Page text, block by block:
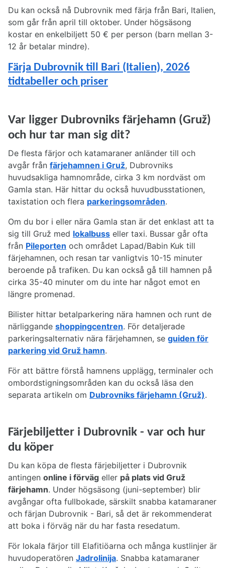
Du kan också nå Dubrovnik med färja från Bari, Italien,
som går från april till oktober. Under högsäsong
kostar en enkelbiljett 50 € per person (barn mellan 3-
12 år betalar mindre).
Färja Dubrovnik till Bari (Italien), 2026
tidtabeller och priser
Var ligger Dubrovniks färjehamn (Gruž)
och hur tar man sig dit?
De flesta färjor och katamaraner anländer till och
avgår från färjehamnen i Gruž, Dubrovniks
huvudsakliga hamnområde, cirka 3 km nordväst om
Gamla stan. Här hittar du också huvudbusstationen,
taxistation och flera parkeringsområden.
Om du bor i eller nära Gamla stan är det enklast att ta
sig till Gruž med lokalbuss eller taxi. Bussar går ofta
från Pileporten och området Lapad/Babin Kuk till
färjehamnen, och resan tar vanligtvis 10-15 minuter
beroende på trafiken. Du kan också gå till hamnen på
cirka 35-40 minuter om du inte har något emot en
längre promenad.
Bilister hittar betalparkering nära hamnen och runt de
närliggande shoppingcentren. För detaljerade
parkeringsalternativ nära färjehamnen, se guiden för
parkering vid Gruž hamn.
För att bättre förstå hamnens upplägg, terminaler och
ombordstigningsområden kan du också läsa den
separata artikeln om Dubrovniks färjehamn (Gruž).
Färjebiljetter i Dubrovnik - var och hur
du köper
Du kan köpa de flesta färjebiljetter i Dubrovnik
antingen online i förväg eller på plats vid Gruž
färjehamn. Under högsäsong (juni-september) blir
avgångar ofta fullbokade, särskilt snabba katamaraner
och färjan Dubrovnik - Bari, så det är rekommenderat
att boka i förväg när du har fasta resedatum.
För lokala färjor till Elafitiöarna och många kustlinjer är
huvudoperatören Jadrolinija. Snabba katamaraner